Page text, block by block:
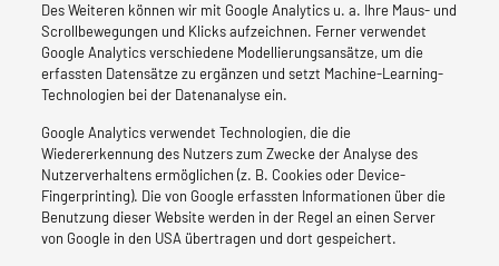
Des Weiteren können wir mit Google Analytics u. a. Ihre Maus- und
Scrollbewegungen und Klicks aufzeichnen. Ferner verwendet
Google Analytics verschiedene Modellierungsansätze, um die
erfassten Datensätze zu ergänzen und setzt Machine-Learning-
Technologien bei der Datenanalyse ein.
Google Analytics verwendet Technologien, die die
Wiedererkennung des Nutzers zum Zwecke der Analyse des
Nutzerverhaltens ermöglichen (z. B. Cookies oder Device-
Fingerprinting). Die von Google erfassten Informationen über die
Benutzung dieser Website werden in der Regel an einen Server
von Google in den USA übertragen und dort gespeichert.